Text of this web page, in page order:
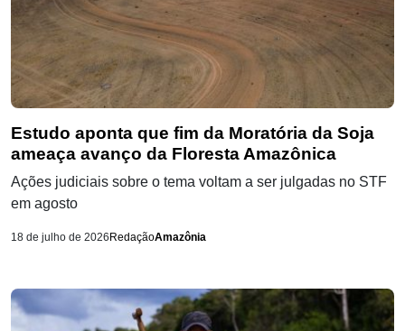
Estudo aponta que fim da Moratória da Soja
ameaça avanço da Floresta Amazônica
Ações judiciais sobre o tema voltam a ser julgadas no STF
em agosto
18 de julho de 2026 RedaçãoAmazônia